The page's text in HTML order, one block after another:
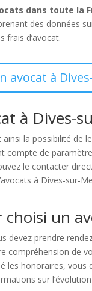
dans toute la
des données
frais d’avocat.
avocat à
à Dives-
la possibilité
de
le contacter
à Dives-sur-
un
devez prendre
de
les honoraires,
sur